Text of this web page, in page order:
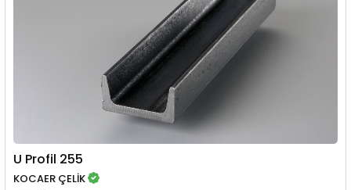
U Profil 255
KOCAER ÇELİK